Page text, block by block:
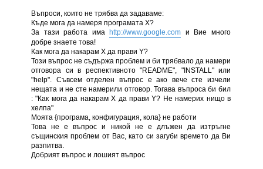
Въпроси, които не трябва да задаваме:
Къде мога да намеря програмата Х?
За тази работа има
http://www.google.com и Вие много
добре знаете това!
Как мога да накарам Х да прави Y?
Този въпрос не съдържа проблем и би трябвало да намери
отговора си в респективното "README", "INSTALL" или
"help". Съвсем отделен въпрос е ако вече сте изчели
нещата и не сте намерили отговор. Тогава въпроса би бил
: "Как мога да накарам Х да прави Y? Не намерих нищо в
хелпа"
Моята {програма, конфигурация, кола} не работи
Това не е въпрос и никой не е длъжен да изтръгне
същинския проблем от Вас, като си загуби времето да Ви
разпитва.
Добрият въпрос и лошият въпрос